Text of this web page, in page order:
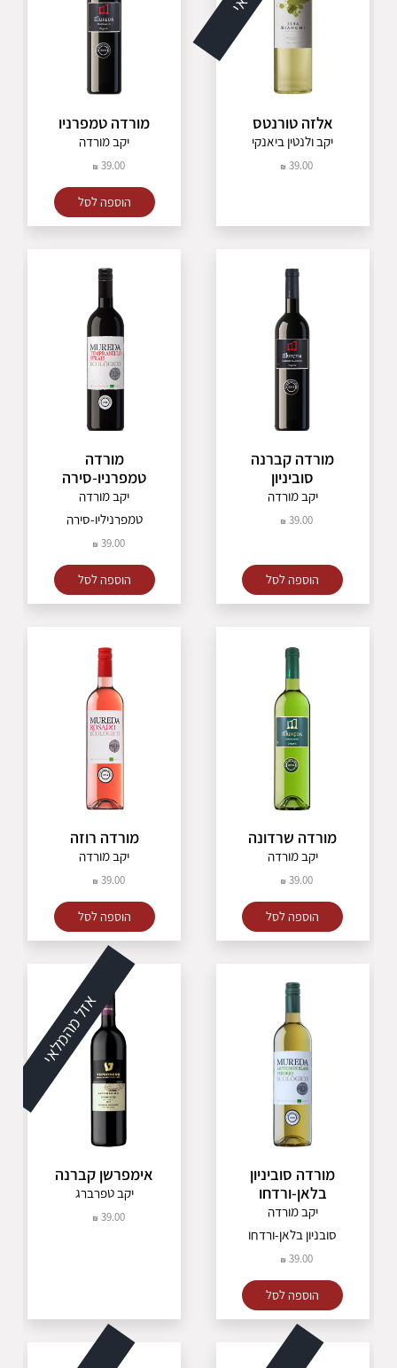
אלזה טורנטס
יקב ולנטין ביאנקי
39.00
מורדה טמפרניו
יקב מורדה
39.00
הוספה לסל
מורדה קברנה
סוביניון
יקב מורדה
39.00
הוספה לסל
מורדה
טמפרניו-סירה
יקב מורדה
טמפרניליו-סירה
39.00
הוספה לסל
מורדה שרדונה
יקב מורדה
39.00
הוספה לסל
מורדה רוזה
יקב מורדה
39.00
הוספה לסל
מורדה סוביניון
בלאן-ורדחו
יקב מורדה
סובניון בלאן-ורדחו
39.00
הוספה לסל
אזל מהמלאי
אימפרשן קברנה
יקב טפרברג
39.00